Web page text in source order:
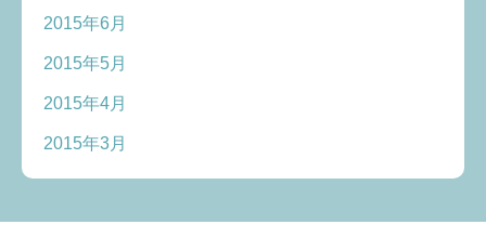
2015年6月
2015年5月
2015年4月
2015年3月